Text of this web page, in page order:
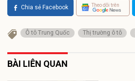
Chia sẻ Facebook Theo dõi trên
Ô tô Trung Quốc Thị trường ô tô
BÀI LIÊN QUAN